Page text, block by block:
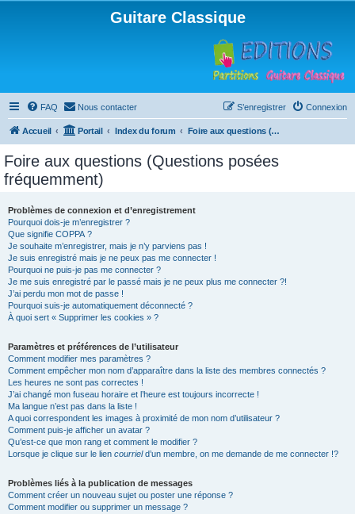
Guitare Classique
FAQ Nous contacter Connexion
S’enregistrer
Accueil Portail Index du forum Foire aux questions (Questions posées fréquemment)
Foire aux questions (Questions posées
fréquemment)
Problèmes de connexion et d’enregistrement
Pourquoi dois-je m’enregistrer ?
Que signifie COPPA ?
Je souhaite m’enregistrer, mais je n’y parviens pas !
Je suis enregistré mais je ne peux pas me connecter !
Pourquoi ne puis-je pas me connecter ?
Je me suis enregistré par le passé mais je ne peux plus me connecter ?!
J’ai perdu mon mot de passe !
Pourquoi suis-je automatiquement déconnecté ?
À quoi sert « Supprimer les cookies » ?
Paramètres et préférences de l’utilisateur
Comment modifier mes paramètres ?
Comment empêcher mon nom d’apparaître dans la liste des membres connectés ?
Les heures ne sont pas correctes !
J’ai changé mon fuseau horaire et l’heure est toujours incorrecte !
Ma langue n’est pas dans la liste !
A quoi correspondent les images à proximité de mon nom d’utilisateur ?
Comment puis-je afficher un avatar ?
Qu’est-ce que mon rang et comment le modifier ?
Lorsque je clique sur le lien courrield’un membre, on me demande de me connecter !?
Problèmes liés à la publication de messages
Comment créer un nouveau sujet ou poster une réponse ?
Comment modifier ou supprimer un message ?